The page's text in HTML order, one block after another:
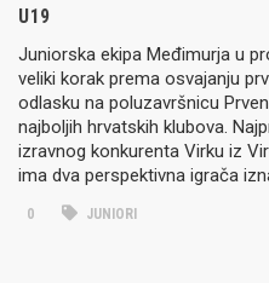
U19
Juniorska ekipa Međimurja u
veliki korak prema osvajanju
odlasku na poluzavršnicu
najboljih hrvatskih klubova.
izravnog konkurenta Virku iz
ima dva perspektivna igrača
0 JUNIORI